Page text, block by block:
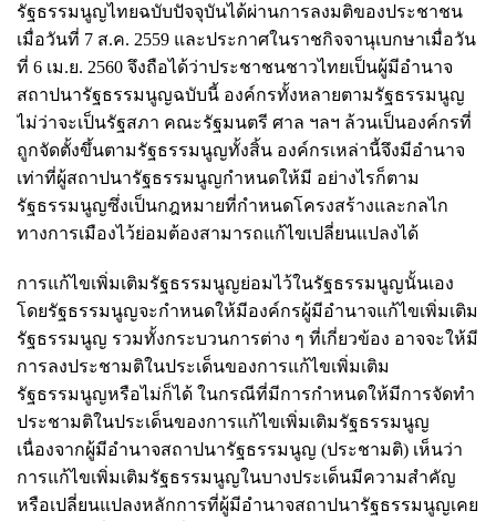
รัฐธรรมนูญไทยฉบับปัจจุบันได้ผ่านการลงมติของประชาชน
เมื่อวันที่ 7 ส.ค. 2559 และประกาศในราชกิจจานุเบกษาเมื่อวัน
ที่ 6 เม.ย. 2560 จึงถือได้ว่าประชาชนชาวไทยเป็นผู้มีอำนาจ
สถาปนารัฐธรรมนูญฉบับนี้ องค์กรทั้งหลายตามรัฐธรรมนูญ
ไม่ว่าจะเป็นรัฐสภา คณะรัฐมนตรี ศาล ฯลฯ ล้วนเป็นองค์กรที่
ถูกจัดตั้งขึ้นตามรัฐธรรมนูญทั้งสิ้น องค์กรเหล่านี้จึงมีอำนาจ
เท่าที่ผู้สถาปนารัฐธรรมนูญกำหนดให้มี อย่างไรก็ตาม
รัฐธรรมนูญซึ่งเป็นกฎหมายที่กำหนดโครงสร้างและกลไก
ทางการเมืองไว้ย่อมต้องสามารถแก้ไขเปลี่ยนแปลงได้
การแก้ไขเพิ่มเติมรัฐธรรมนูญย่อมไว้ในรัฐธรรมนูญนั้นเอง
โดยรัฐธรรมนูญจะกำหนดให้มีองค์กรผู้มีอำนาจแก้ไขเพิ่มเติม
รัฐธรรมนูญ รวมทั้งกระบวนการต่าง ๆ ที่เกี่ยวข้อง อาจจะให้มี
การลงประชามติในประเด็นของการแก้ไขเพิ่มเติม
รัฐธรรมนูญหรือไม่ก็ได้ ในกรณีที่มีการกำหนดให้มีการจัดทำ
ประชามติในประเด็นของการแก้ไขเพิ่มเติมรัฐธรรมนูญ
เนื่องจากผู้มีอำนาจสถาปนารัฐธรรมนูญ (ประชามติ) เห็นว่า
การแก้ไขเพิ่มเติมรัฐธรรมนูญในบางประเด็นมีความสำคัญ
หรือเปลี่ยนแปลงหลักการที่ผู้มีอำนาจสถาปนารัฐธรรมนูญเคย